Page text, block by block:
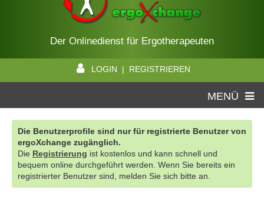
Der Onlinedienst für Ergotherapeuten
LOGIN | REGISTRIEREN
MENÜ
Die Benutzerprofile sind nur für registrierte Benutzer von
ergoXchange zugänglich.
Die Registrierung ist kostenlos und kann schnell und
bequem online durchgeführt werden. Wenn Sie bereits ein
registrierter Benutzer sind, melden Sie sich bitte an.